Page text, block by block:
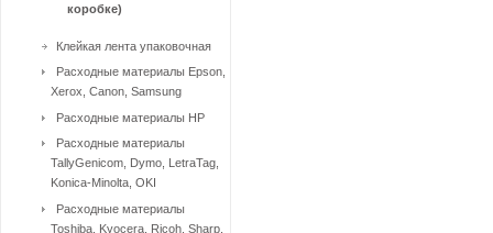
коробке)
Клейкая лента упаковочная
Расходные материалы Epson,
Xerox, Canon, Samsung
Расходные материалы HP
Расходные материалы
TallyGenicom, Dymo, LetraTag,
Konica-Minolta, OKI
Расходные материалы
Toshiba, Kyocera, Ricoh, Sharp,